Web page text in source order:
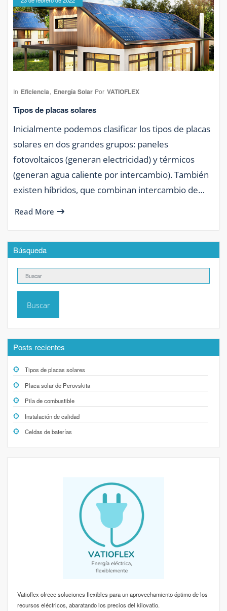
In Eficiencia, Energía Solar Por VATIOFLEX
Tipos de placas solares
Inicialmente podemos clasificar los tipos de placas
solares en dos grandes grupos: paneles
fotovoltaicos (generan electricidad) y térmicos
(generan agua caliente por intercambio). También
existen híbridos, que combinan intercambio de…
Read More
Búsqueda
Buscar
Posts recientes
Tipos de placas solares
Placa solar de Perovskita
Pila de combustible
Instalación de calidad
Celdas de baterías
Vatioflex ofrece soluciones flexibles para un aprovechamiento óptimo de los
recursos eléctricos, abaratando los precios del kilovatio.